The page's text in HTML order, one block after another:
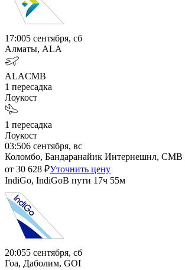
17:005 сентября, сб
Алматы, ALA
ALACMB
1 пересадка
Лоукост
1 пересадка
Лоукост
03:506 сентября, вс
Коломбо, Бандаранайик Интернешнл, CMB
от 30 628 ₽Уточнить цену
IndiGo, IndiGoВ пути 17ч 55м
20:055 сентября, сб
Гоа, Даболим, GOI